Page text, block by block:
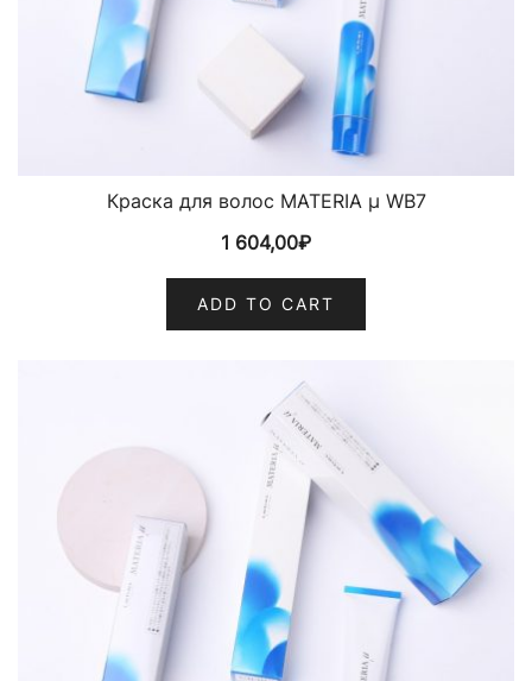
Краска для волос MATERIA µ WB7
1 604,00₽
ADD TO CART